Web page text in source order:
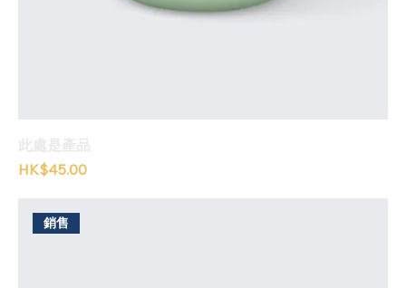
價格
HK$45.00
銷售